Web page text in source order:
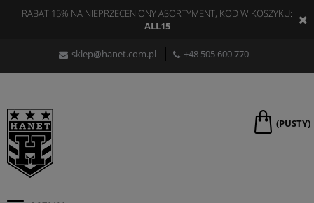
RABAT 15% NA NIEPRZECENIONY ASORTYMENT, KOD W KOSZYKU:
ALL15
sklep@hanet.com.pl +48 505 600 770
(PUSTY)